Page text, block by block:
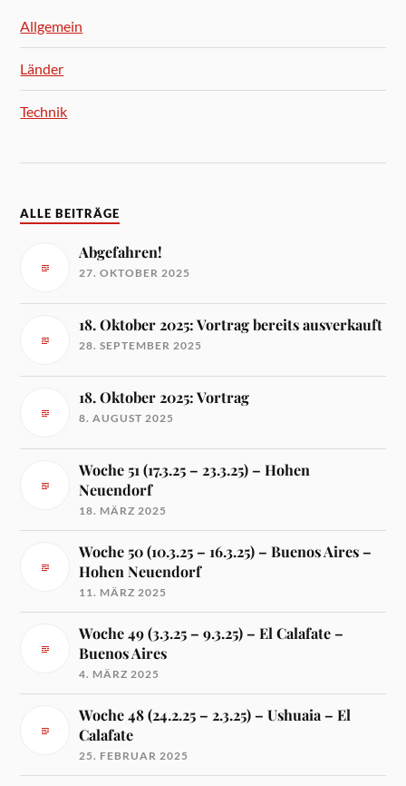
Allgemein
Länder
Technik
ALLE BEITRÄGE
Abgefahren!
27. OKTOBER 2025
18. Oktober 2025: Vortrag bereits ausverkauft
28. SEPTEMBER 2025
18. Oktober 2025: Vortrag
8. AUGUST 2025
Woche 51 (17.3.25 – 23.3.25) – Hohen
Neuendorf
18. MÄRZ 2025
Woche 50 (10.3.25 – 16.3.25) – Buenos Aires –
Hohen Neuendorf
11. MÄRZ 2025
Woche 49 (3.3.25 – 9.3.25) – El Calafate –
Buenos Aires
4. MÄRZ 2025
Woche 48 (24.2.25 – 2.3.25) – Ushuaia – El
Calafate
25. FEBRUAR 2025